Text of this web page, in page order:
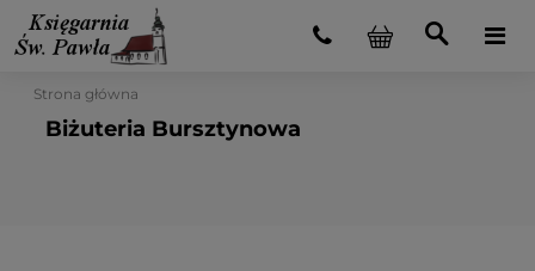
Strona główna
Biżuteria Bursztynowa